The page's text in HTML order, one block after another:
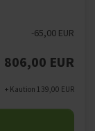
-65,00 EUR
806,00 EUR
+ Kaution 139,00 EUR